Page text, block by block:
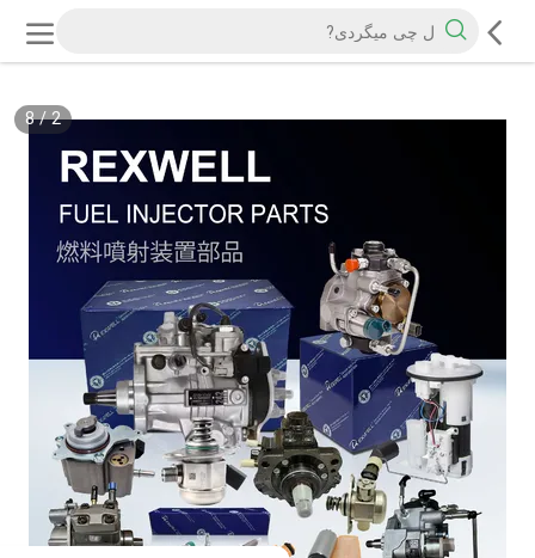
2
/
8